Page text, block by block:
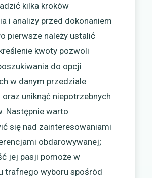
kilka kroków
i analizy przed dokonaniem
pierwsze należy ustalić
kwoty pozwoli
do opcji
w danym przedziale
uniknąć niepotrzebnych
Następnie warto
się nad zainteresowaniami
obdarowywanej;
jej pasji pomoże w
trafnego wyboru spośród